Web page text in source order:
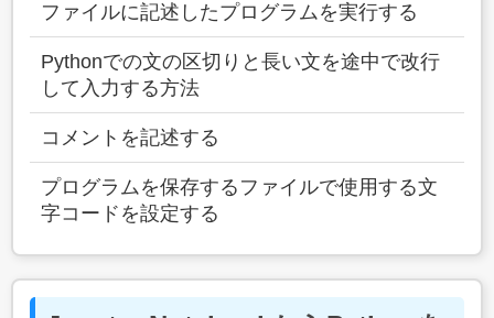
ファイルに記述したプログラムを実行する
Pythonでの文の区切りと長い文を途中で改行
して入力する方法
コメントを記述する
プログラムを保存するファイルで使用する文
字コードを設定する